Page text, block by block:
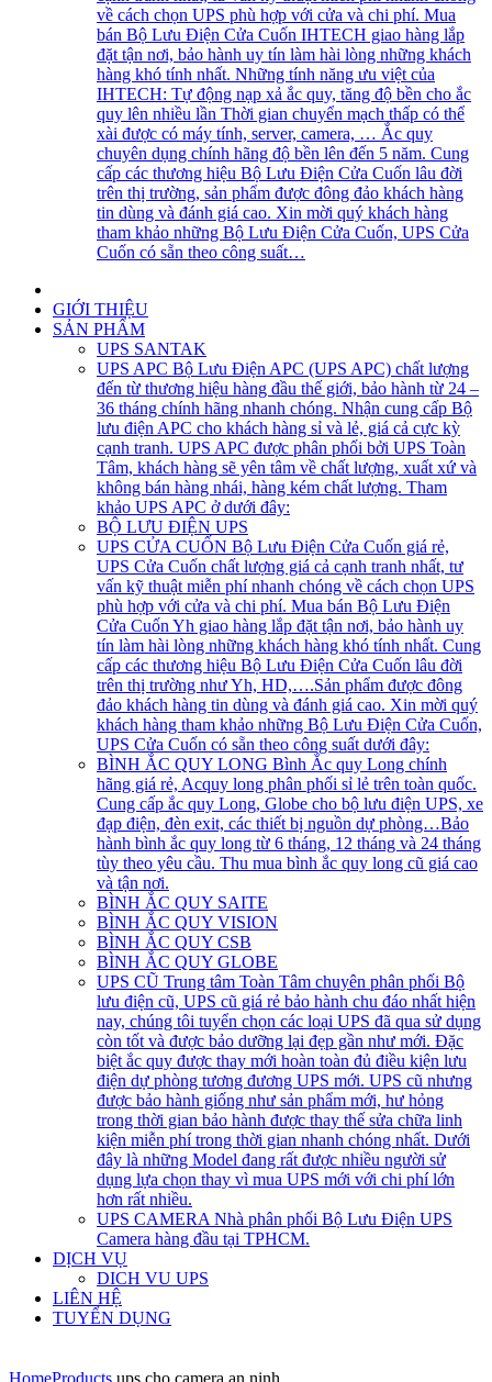
về cách chọn UPS phù hợp với cửa và chi phí. Mua
bán Bộ Lưu Điện Cửa Cuốn IHTECH giao hàng lắp
đặt tận nơi, bảo hành uy tín làm hài lòng những khách
hàng khó tính nhất. Những tính năng ưu việt của
IHTECH: Tự động nạp xả ắc quy, tăng độ bền cho ắc
quy lên nhiều lần Thời gian chuyển mạch thấp có thể
xài được có máy tính, server, camera, … Ắc quy
chuyên dụng chính hãng độ bền lên đến 5 năm. Cung
cấp các thương hiệu Bộ Lưu Điện Cửa Cuốn lâu đời
trên thị trường, sản phẩm được đông đảo khách hàng
tin dùng và đánh giá cao. Xin mời quý khách hàng
tham khảo những Bộ Lưu Điện Cửa Cuốn, UPS Cửa
Cuốn có sẵn theo công suất…
GIỚI THIỆU
SẢN PHẨM
UPS SANTAK
UPS APC Bộ Lưu Điện APC (UPS APC) chất lượng
đến từ thương hiệu hàng đầu thế giới, bảo hành từ 24 –
36 tháng chính hãng nhanh chóng. Nhận cung cấp Bộ
lưu điện APC cho khách hàng sỉ và lẻ, giá cả cực kỳ
cạnh tranh. UPS APC được phân phối bởi UPS Toàn
Tâm, khách hàng sẽ yên tâm về chất lượng, xuất xứ và
không bán hàng nhái, hàng kém chất lượng. Tham
khảo UPS APC ở dưới đây:
BỘ LƯU ĐIỆN UPS
UPS CỬA CUỐN Bộ Lưu Điện Cửa Cuốn giá rẻ,
UPS Cửa Cuốn chất lượng giá cả cạnh tranh nhất, tư
vấn kỹ thuật miễn phí nhanh chóng về cách chọn UPS
phù hợp với cửa và chi phí. Mua bán Bộ Lưu Điện
Cửa Cuốn Yh giao hàng lắp đặt tận nơi, bảo hành uy
tín làm hài lòng những khách hàng khó tính nhất. Cung
cấp các thương hiệu Bộ Lưu Điện Cửa Cuốn lâu đời
trên thị trường như Yh, HD,….Sản phẩm được đông
đảo khách hàng tin dùng và đánh giá cao. Xin mời quý
khách hàng tham khảo những Bộ Lưu Điện Cửa Cuốn,
UPS Cửa Cuốn có sẵn theo công suất dưới đây:
BÌNH ẮC QUY LONG Bình Ắc quy Long chính
hãng giá rẻ, Acquy long phân phối sỉ lẻ trên toàn quốc.
Cung cấp ắc quy Long, Globe cho bộ lưu điện UPS, xe
đạp điện, đèn exit, các thiết bị nguồn dự phòng…Bảo
hành bình ắc quy long từ 6 tháng, 12 tháng và 24 tháng
tùy theo yêu cầu. Thu mua bình ắc quy long cũ giá cao
và tận nơi.
BÌNH ẮC QUY SAITE
BÌNH ẮC QUY VISION
BÌNH ẮC QUY CSB
BÌNH ẮC QUY GLOBE
UPS CŨ Trung tâm Toàn Tâm chuyên phân phối Bộ
lưu điện cũ, UPS cũ giá rẻ bảo hành chu đáo nhất hiện
nay, chúng tôi tuyển chọn các loại UPS đã qua sử dụng
còn tốt và được bảo dưỡng lại đẹp gần như mới. Đặc
biệt ắc quy được thay mới hoàn toàn đủ điều kiện lưu
điện dự phòng tương đương UPS mới. UPS cũ nhưng
được bảo hành giống như sản phẩm mới, hư hỏng
trong thời gian bảo hành được thay thế sửa chữa linh
kiện miễn phí trong thời gian nhanh chóng nhất. Dưới
đây là những Model đang rất được nhiều người sử
dụng lựa chọn thay vì mua UPS mới với chi phí lớn
hơn rất nhiều.
UPS CAMERA Nhà phân phối Bộ Lưu Điện UPS
Camera hàng đầu tại TPHCM.
DỊCH VỤ
DICH VU UPS
LIÊN HỆ
TUYỂN DỤNG
HomeProducts ups cho camera an ninh